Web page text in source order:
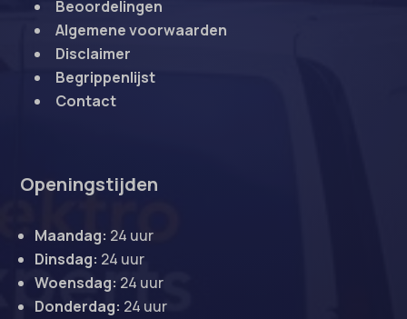
Beoordelingen
Algemene voorwaarden
Disclaimer
Begrippenlijst
Contact
Openingstijden
Maandag: 24 uur
Dinsdag: 24 uur
Woensdag: 24 uur
Donderdag: 24 uur